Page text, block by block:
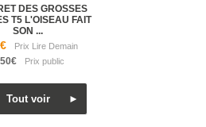
DES GROSSES
T5 L'OISEAU FAIT
SON ...